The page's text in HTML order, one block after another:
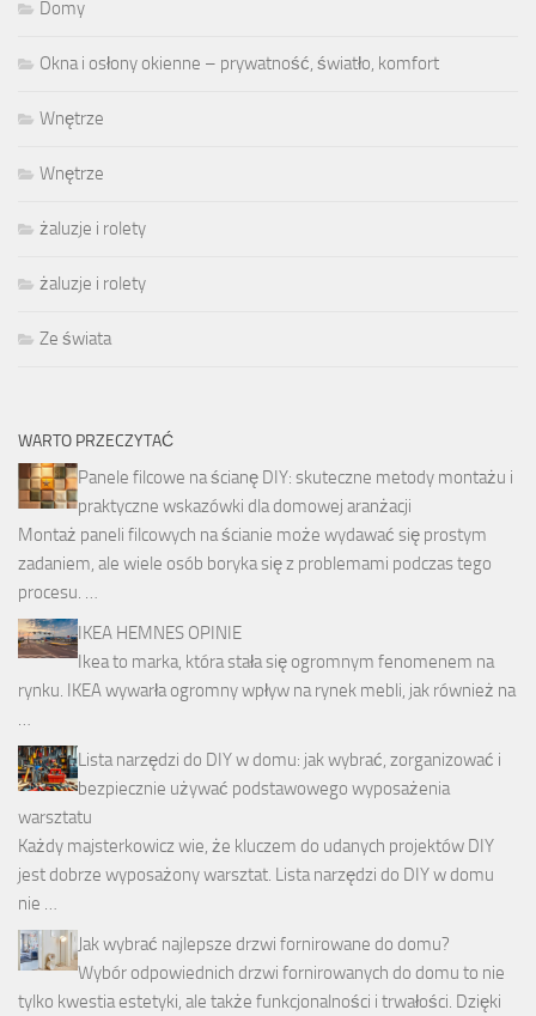
Domy
Okna i osłony okienne – prywatność, światło, komfort
Wnętrze
Wnętrze
żaluzje i rolety
żaluzje i rolety
Ze świata
WARTO PRZECZYTAĆ
Panele filcowe na ścianę DIY: skuteczne metody montażu i
praktyczne wskazówki dla domowej aranżacji
Montaż paneli filcowych na ścianie może wydawać się prostym
zadaniem, ale wiele osób boryka się z problemami podczas tego
procesu. …
IKEA HEMNES OPINIE
Ikea to marka, która stała się ogromnym fenomenem na
rynku. IKEA wywarła ogromny wpływ na rynek mebli, jak również na
…
Lista narzędzi do DIY w domu: jak wybrać, zorganizować i
bezpiecznie używać podstawowego wyposażenia
warsztatu
Każdy majsterkowicz wie, że kluczem do udanych projektów DIY
jest dobrze wyposażony warsztat. Lista narzędzi do DIY w domu
nie …
Jak wybrać najlepsze drzwi fornirowane do domu?
Wybór odpowiednich drzwi fornirowanych do domu to nie
tylko kwestia estetyki, ale także funkcjonalności i trwałości. Dzięki